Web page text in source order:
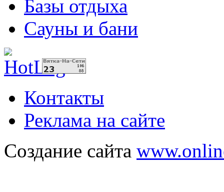
Базы отдыха
Сауны и бани
Контакты
Реклама на сайте
Создание сайта